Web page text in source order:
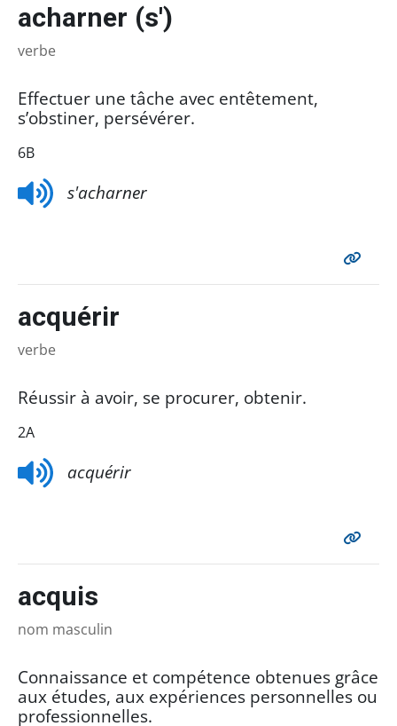
acharner (s')
verbe
Effectuer une tâche avec entêtement,
s’obstiner, persévérer.
6B
s'acharner
acquérir
verbe
Réussir à avoir, se procurer, obtenir.
2A
acquérir
acquis
nom masculin
Connaissance et compétence obtenues grâce
aux études, aux expériences personnelles ou
professionnelles.